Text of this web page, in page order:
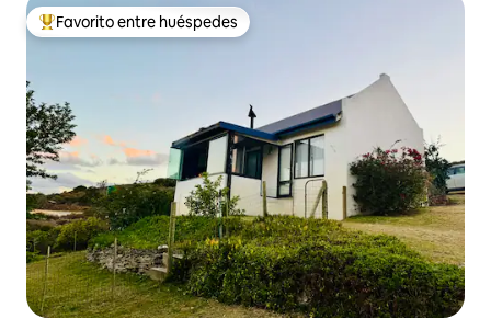
De los mejores en Favorito entre huéspedes
Favorito entre huéspedes